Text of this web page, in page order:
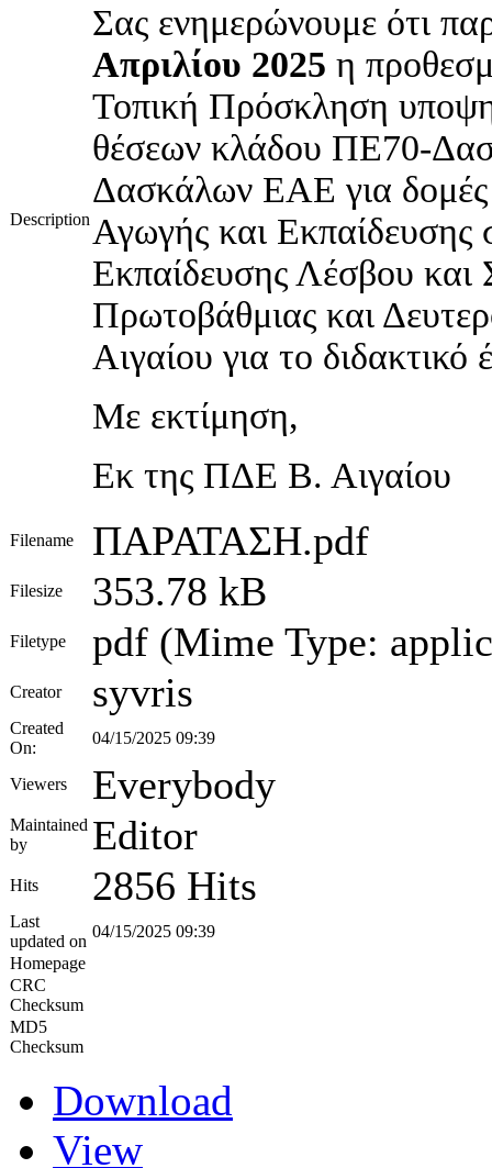
Description
Σας ενημερώνουμε ότι
Απριλίου 2025 η
Τοπική Πρόσκληση
θέσεων κλάδου ΠΕ70-
Δασκάλων ΕΑΕ για δομές
Αγωγής και Εκπαίδευσης
Εκπαίδευσης Λέσβου και
Πρωτοβάθμιας και
Αιγαίου για το
Με εκτίμηση,
Εκ της ΠΔΕ Β. Αιγαίου
Filename ΠΑΡΑΤΑΣΗ.pdf
Filesize 353.78 kB
Filetype pdf (Mime Type:
Creator syvris
Created
On:
04/15/2025 09:39
Viewers Everybody
Maintained
by
Editor
Hits 2856 Hits
Last
updated on
04/15/2025 09:39
Homepage
CRC
Checksum
MD5
Checksum
Download
View